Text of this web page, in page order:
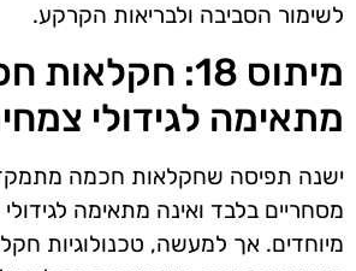
לשימור הסביבה ולבריאות הקרקע.
מיתוס 18:
מתאימה לגידולי
ישנה תפיסה שחקלאות חכמה
מסחריים בלבד ואינה מתאימה
מיוחדים. אך למעשה, טכנולוגיות